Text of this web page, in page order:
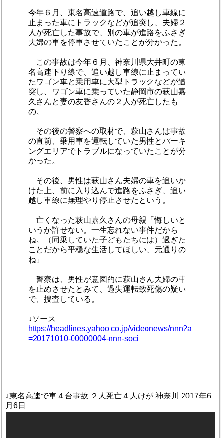
今年６月、東名高速道路で、追い越し車線に
止まった車にトラックなどが追突し、夫婦２
人が死亡した事故で、別の車が進路をふさぎ
夫婦の車を停車させていたことが分かった。
この事故は今年６月、神奈川県大井町の東
名高速下り線で、追い越し車線に止まってい
たワゴン車と乗用車に大型トラックなどが追
突し、ワゴン車に乗っていた静岡市の萩山嘉
久さんと妻の友香さんの２人が死亡したも
の。
その後の警察への取材で、萩山さんは事故
の直前、乗用車を運転していた男性とパーキ
ングエリアでトラブルになっていたことが分
かった。
その後、男性は萩山さん夫婦の車を追いか
けた上、前に入り込んで進路をふさぎ、追い
越し車線に無理やり停止させたという。
亡くなった萩山嘉久さんの母親「悔しいと
いうか許せない。一生忘れない事件だから
ね。（同乗していた子どもたちには）過ぎた
ことだから平穏な生活してほしい、元通りの
ね」
警察は、男性が意図的に萩山さん夫婦の車
を止めさせたとみて、過失運転致死傷の疑い
で、捜査している。
↓ソース
https://headlines.yahoo.co.jp/videonews/nnn?a
=20171010-00000004-nnn-soci
↓東名高速で車４台事故 ２人死亡４人けが 神奈川 2017年6
月6日